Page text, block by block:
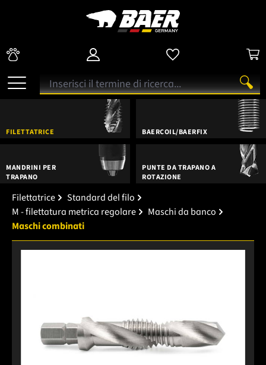
FILETTATRICE BAERCOIL/BAERFIX
MANDRINI PER
TRAPANO
PUNTE DA TRAPANO A
ROTAZIONE
Filettatrice
Standard del filo
M - filettatura metrica regolare
Maschi da banco
Maschi combinati